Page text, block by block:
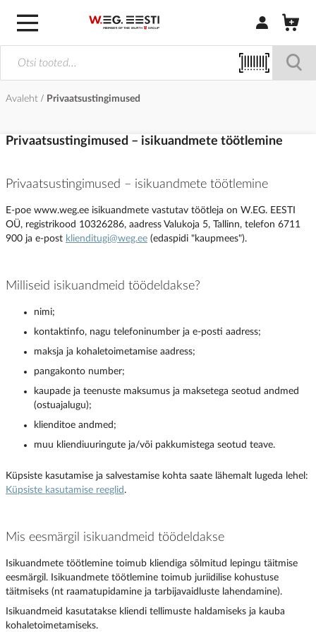
Logi sisse /
Avaleht Privaatsustingimused
Privaatsustingimused – isikuandmete töötlemine
Privaatsustingimused – isikuandmete töötlemine
E-poe www.weg.ee isikuandmete vastutav töötleja on W.EG. EESTI
OÜ, registrikood 10326286, aadress Valukoja 5, Tallinn, telefon 6711
900 ja e-post klienditugi@weg.ee (edaspidi "kaupmees").
Milliseid isikuandmeid töödeldakse?
nimi;
kontaktinfo, nagu telefoninumber ja e-posti aadress;
maksja ja kohaletoimetamise aadress;
pangakonto number;
kaupade ja teenuste maksumus ja maksetega seotud andmed
(ostuajalugu);
klienditoe andmed;
muu kliendiuuringute ja/või pakkumistega seotud teave.
Küpsiste kasutamise ja salvestamise kohta saate lähemalt lugeda lehel:
Küpsiste kasutamise reeglid.
Mis eesmärgil isikuandmeid töödeldakse
Isikuandmete töötlemine toimub kliendiga sõlmitud lepingu täitmise
eesmärgil. Isikuandmete töötlemine toimub juriidilise kohustuse
täitmiseks (nt raamatupidamine ja tarbijavaidluste lahendamine).
Isikuandmeid kasutatakse kliendi tellimuste haldamiseks ja kauba
kohaletoimetamiseks.